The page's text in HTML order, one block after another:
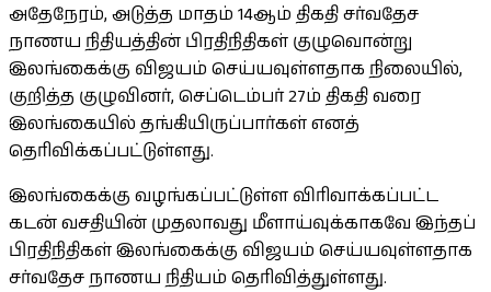
அதேநேரம், அடுத்த மாதம் 14ஆம் திகதி சர்வதேச
நாணய நிதியத்தின் பிரதிநிதிகள் குழுவொன்று
இலங்கைக்கு விஜயம் செய்யவுள்ளதாக நிலையில்,
குறித்த குழுவினர், செப்டெம்பர் 27ம் திகதி வரை
இலங்கையில் தங்கியிருப்பார்கள் எனத்
தெரிவிக்கப்பட்டுள்ளது.
இலங்கைக்கு வழங்கப்பட்டுள்ள விரிவாக்கப்பட்ட
கடன் வசதியின் முதலாவது மீளாய்வுக்காகவே இந்தப்
பிரதிநிதிகள் இலங்கைக்கு விஜயம் செய்யவுள்ளதாக
சர்வதேச நாணய நிதியம் தெரிவித்துள்ளது.